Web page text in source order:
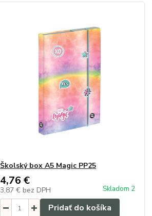
Školský box A5 Magic PP25
4,76 €
3,87 € bez DPH Skladom 2
Pridať do košíka